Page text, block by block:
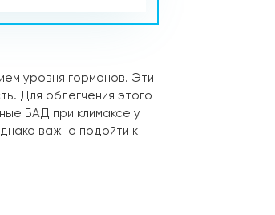
уровня гормонов. Эти
Для облегчения этого
БАД при климаксе у
важно подойти к